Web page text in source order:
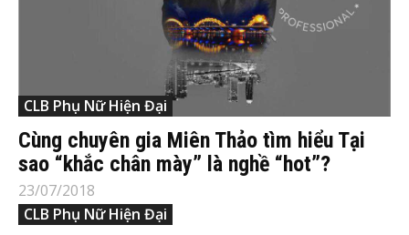
CLB Phụ Nữ Hiện Đại
Cùng chuyên gia Miên Thảo tìm hiểu Tại
sao “khắc chân mày” là nghề “hot”?
23/07/2018
CLB Phụ Nữ Hiện Đại